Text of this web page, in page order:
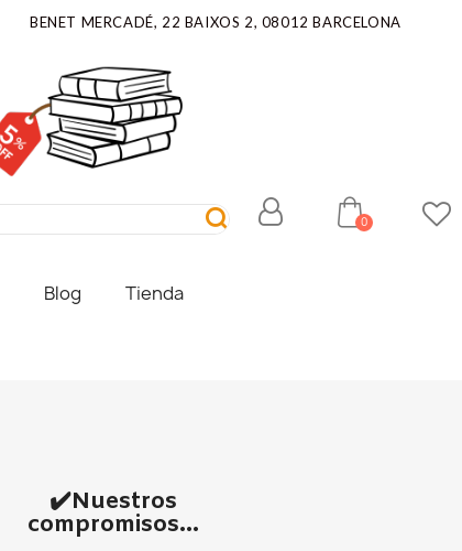
BENET MERCADÉ, 22 BAIXOS 2, 08012 BARCELONA
Blog Tienda
✔️Nuestros
compromisos...